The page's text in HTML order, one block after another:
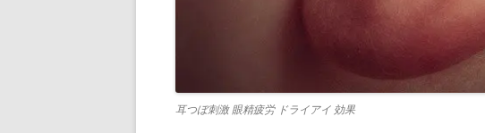
耳つぼ刺激 眼精疲労 ドライアイ 効果